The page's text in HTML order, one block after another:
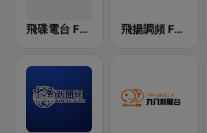
飛碟電台 FM92.1 飛揚調頻 FM 89.5